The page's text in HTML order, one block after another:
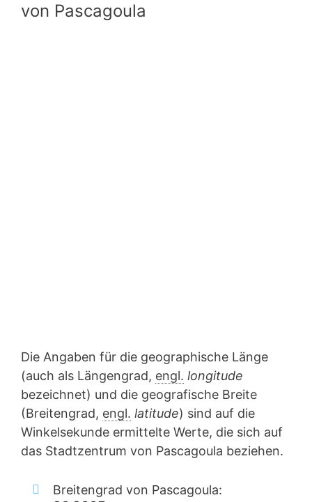
von Pascagoula
Die Angaben für die geographische Länge
(auch als Längengrad, engl. longitude
bezeichnet) und die geografische Breite
(Breitengrad, engl. latitude) sind auf die
Winkelsekunde ermittelte Werte, die sich auf
das Stadtzentrum von Pascagoula beziehen.
Breitengrad von Pascagoula: